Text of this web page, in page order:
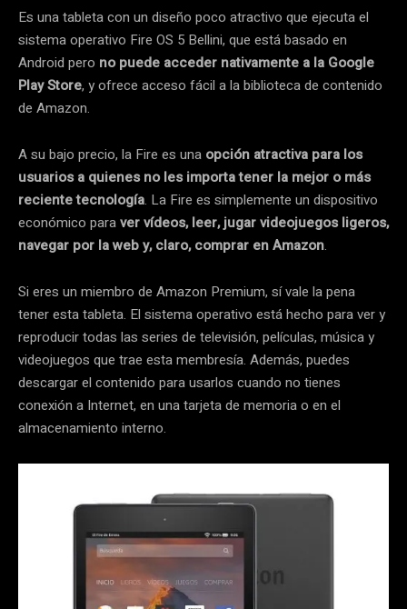
Es una tableta con un diseño poco atractivo que ejecuta el
sistema operativo Fire OS 5 Bellini, que está basado en
Android pero no puede acceder nativamente a la Google
Play Store, y ofrece acceso fácil a la biblioteca de contenido
de Amazon.
A su bajo precio, la Fire es una opción atractiva para los
usuarios a quienes no les importa tener la mejor o más
reciente tecnología. La Fire es simplemente un dispositivo
económico paraver vídeos, leer, jugar videojuegos ligeros,
navegar por la web y, claro, comprar en Amazon.
Si eres un miembro de Amazon Premium, sí vale la pena
tener esta tableta. El sistema operativo está hecho para ver y
reproducir todas las series de televisión, películas, música y
videojuegos que trae esta membresía. Además, puedes
descargar el contenido para usarlos cuando no tienes
conexión a Internet, en una tarjeta de memoria o en el
almacenamiento interno.